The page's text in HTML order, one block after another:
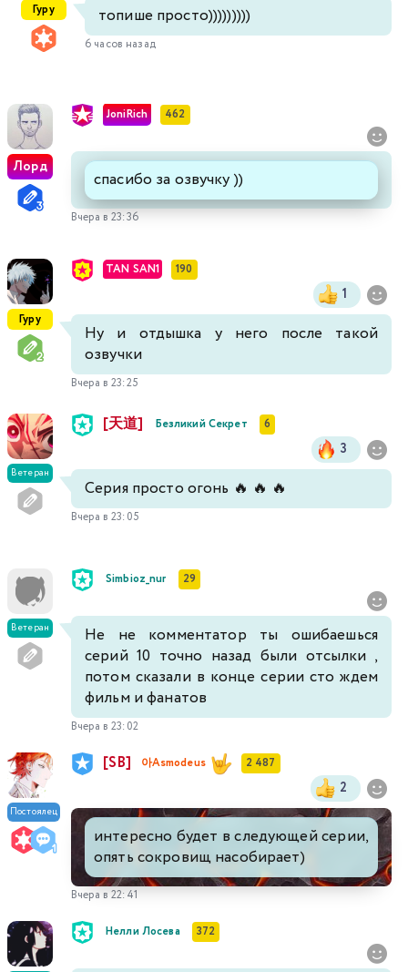
Гуру топише просто)))))))))
6 часов назад
Лорд
JoniRich 462
спасибо за озвучку ))
Вчера в 23:36
Гуру
TAN SAN1 190
1
Ну и отдышка у него после такой
озвучки
Вчера в 23:25
Ветеран
[天道] Безликий Секрет 6
3
Серия просто огонь 🔥 🔥 🔥
Вчера в 23:05
Ветеран
Simbioz_nur 29
Не не комментатор ты ошибаешься
серий 10 точно назад были отсылки ,
потом сказали в конце серии сто ждем
фильм и фанатов
Вчера в 23:02
Постоялец
[SB] 아Asmodeus 2 487
2
интересно будет в следующей серии,
опять сокровищ насобирает)
Вчера в 22:41
Нелли Лосева 372